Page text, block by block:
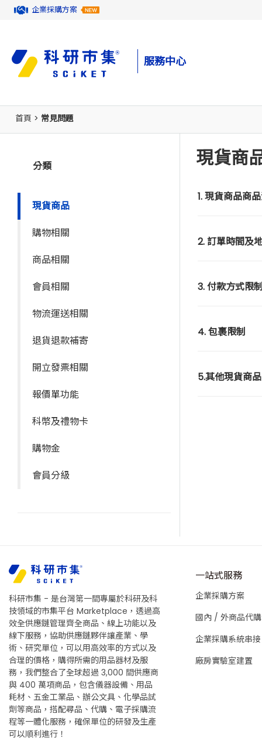
企業採購方案
服務中心
首頁 > 常見問題
分類
現貨商品
購物相關
商品相關
會員相關
物流運送相關
退貨退款補寄
開立發票相關
報價單功能
科幣及禮物卡
購物金
會員分級
現貨商
1. 現貨商品商
2. 訂單時間及
3. 付款方式限
4. 包裹限制
5.其他現貨商
科研市集 - 是台灣第一間專屬於科研及科
技領域的市集平台 Marketplace，透過高
效全供應鏈管理齊全商品、線上功能以及
線下服務，協助供應鏈夥伴讓產業、學
術、研究單位，可以用高效率的方式以及
合理的價格，購得所需的用品器材及服
務，我們整合了全球超過 3,000 間供應商
與 400 萬項商品，包含儀器設備、用品
耗材、五金工業品、辦公文具、化學品試
劑等商品，搭配尋品、代購、電子採購流
程等一體化服務，確保單位的研發及生產
可以順利進行！
一站式服務
企業採購方案
國內 / 外商品代購
企業採購系統串接
廠房實驗室建置